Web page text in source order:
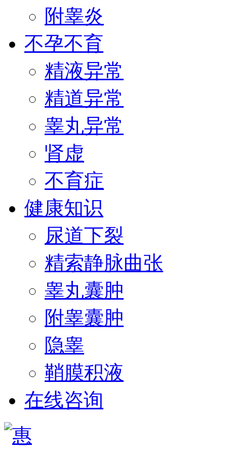
附睾炎
不孕不育
精液异常
精道异常
睾丸异常
肾虚
不育症
健康知识
尿道下裂
精索静脉曲张
睾丸囊肿
附睾囊肿
隐睾
鞘膜积液
在线咨询